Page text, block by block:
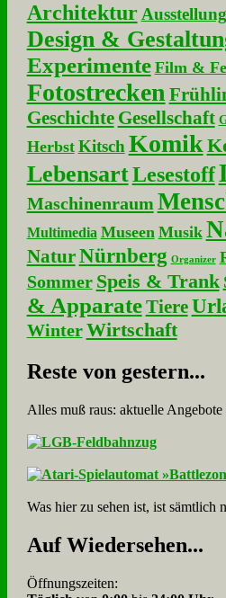
Architektur
Design &
Experimente Film &
Fotostrecken
Geschichte Gesellschaft
Herbst Kitsch Komik
LebensartLesestoff
Maschinenraum
Multimedia Museen Musik
NaturNürnberg Organizer
Sommer Speis & Trank
& Apparate Tiere
Winter Wirtschaft
Re­ste von ge­stern...
Alles muß raus: aktuelle An­ge­bo­te
Was hier zu sehen ist, ist sämt­lich
Auf Wie­der­se­hen...
Öffnungszeiten: